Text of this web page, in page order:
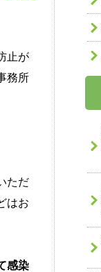
止が
務所
ただ
はお
感染